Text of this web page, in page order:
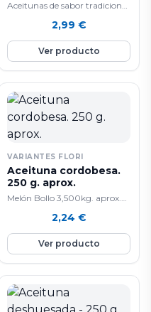
Aceitunas de sabor tradicional
2,99 €
Ver producto
VARIANTES FLORI
Aceituna cordobesa.
250 g. aprox.
Melón Bollo 3,500kg. aprox.
gracias a que contiene mucho
colágeno. También ayuda a la
perdida de peso y a cicatrizar
heridas. Ademas, mejora la
salud del corazón y del
sistema digestivo por su alto
2,24 €
Ver producto